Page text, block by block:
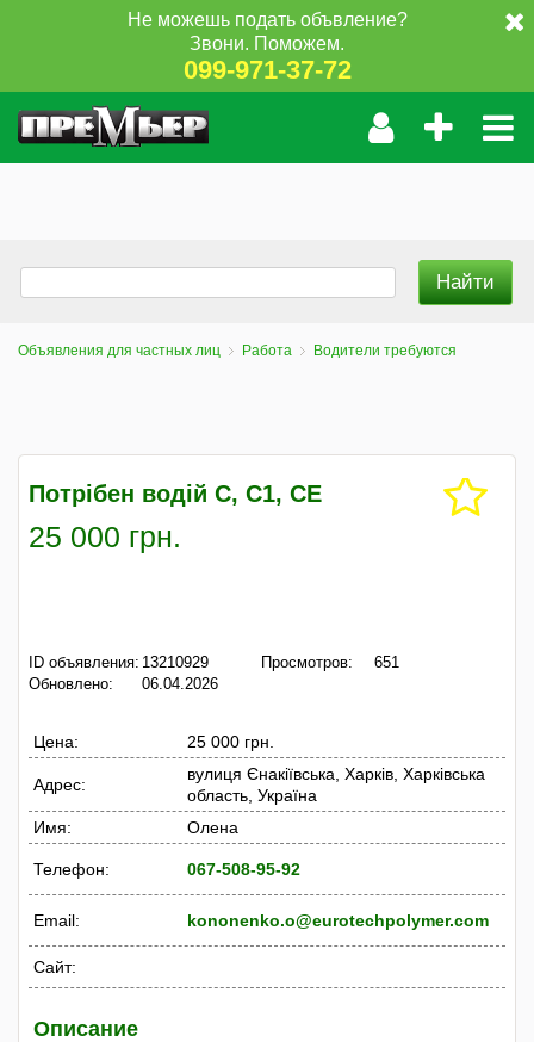
Не можешь подать объвление?
Звони. Поможем.
099-971-37-72
Объявления для частных лиц Работа Водители требуются
Потрібен водій С, С1, СЕ
25 000 грн.
ID объявления: 13210929
Обновлено:
06.04.2026
Просмотров: 651
Цена: 25 000 грн.
Адрес:
вулиця Єнакіївська, Харків, Харківська
область, Україна
Имя:
Олена
Телефон: 067-508-95-92
Email: kononenko.o@eurotechpolymer.com
Сайт:
Описание